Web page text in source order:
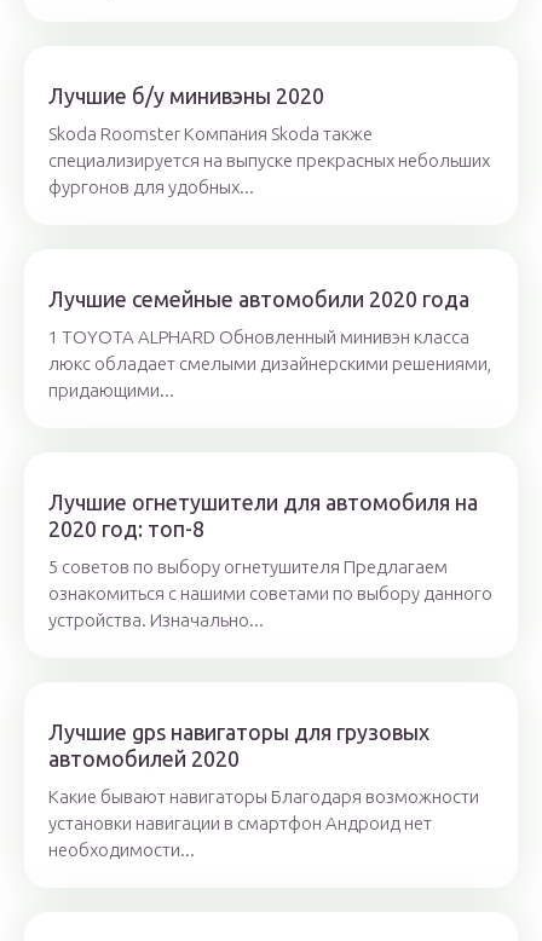
Лучшие б/у минивэны 2020
Skoda Roomster Компания Skoda также
специализируется на выпуске прекрасных небольших
фургонов для удобных...
Лучшие семейные автомобили 2020 года
1 TOYOTA ALPHARD Обновленный минивэн класса
люкс обладает смелыми дизайнерскими решениями,
придающими...
Лучшие огнетушители для автомобиля на
2020 год: топ-8
5 советов по выбору огнетушителя Предлагаем
ознакомиться с нашими советами по выбору данного
устройства. Изначально...
Лучшие gps навигаторы для грузовых
автомобилей 2020
Какие бывают навигаторы Благодаря возможности
установки навигации в смартфон Андроид нет
необходимости...